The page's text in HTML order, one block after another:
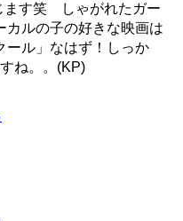
ます笑 しゃがれたガー
カルの子の好きな映画は
ール」なはず！しっか
ね。。(KP)